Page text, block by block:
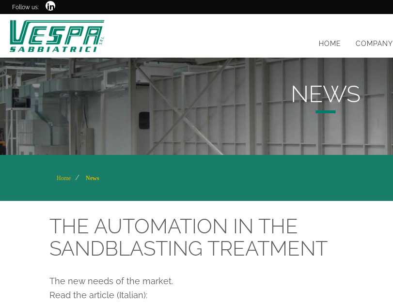
Follow us:
HOME COMPANY
NEWS
Home News
THE AUTOMATION IN THE
SANDBLASTING TREATMENT
The new needs of the market.
Read the article (Italian):